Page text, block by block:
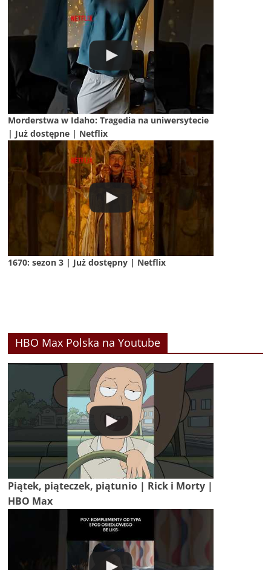
Morderstwa w Idaho: Tragedia na uniwersytecie
| Już dostępne | Netflix
1670: sezon 3 | Już dostępny | Netflix
HBO Max Polska na Youtube
Piątek, piąteczek, piątunio | Rick i Morty |
HBO Max